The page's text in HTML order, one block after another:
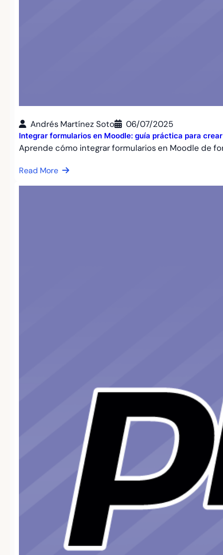
Andrés Martínez Soto 06/07/2025
Integrar formularios en Moodle: guía práctica para
Aprende cómo integrar formularios en Moodle de
Read More